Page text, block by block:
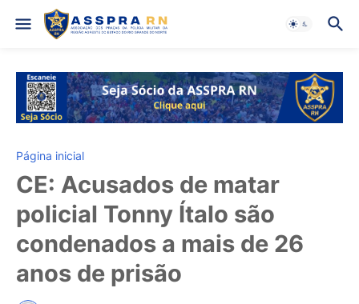
Página inicial
CE: Acusados de matar
policial Tonny Ítalo são
condenados a mais de 26
anos de prisão